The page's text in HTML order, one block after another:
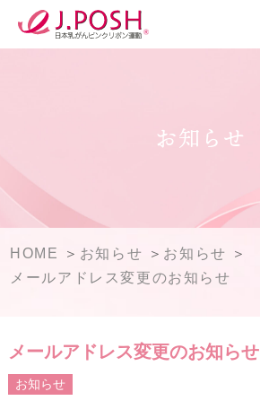
お知らせ
HOME お知らせ
お知らせ
メールアドレス変更のお知らせ
メールアドレス変更のお知らせ
お知らせ